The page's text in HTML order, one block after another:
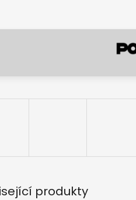
produkty